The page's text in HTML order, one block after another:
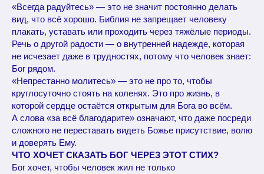
«Всегда радуйтесь» — это не значит постоянно делать
вид, что всё хорошо. Библия не запрещает человеку
плакать, уставать или проходить через тяжёлые периоды.
Речь о другой радости — о внутренней надежде, которая
не исчезает даже в трудностях, потому что человек знает:
Бог рядом.
«Непрестанно молитесь» — это не про то, чтобы
круглосуточно стоять на коленях. Это про жизнь, в
которой сердце остаётся открытым для Бога во всём.
А слова «за всё благодарите» означают, что даже посреди
сложного не переставать видеть Божье присутствие, волю
и доверять Ему.
ЧТО ХОЧЕТ СКАЗАТЬ БОГ ЧЕРЕЗ ЭТОТ СТИХ?
Бог хочет, чтобы человек жил не только